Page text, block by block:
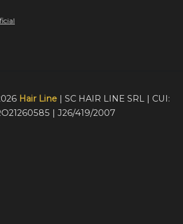
Hair Line| SC HAIR LINE SRL | CUI:
| J26/419/2007